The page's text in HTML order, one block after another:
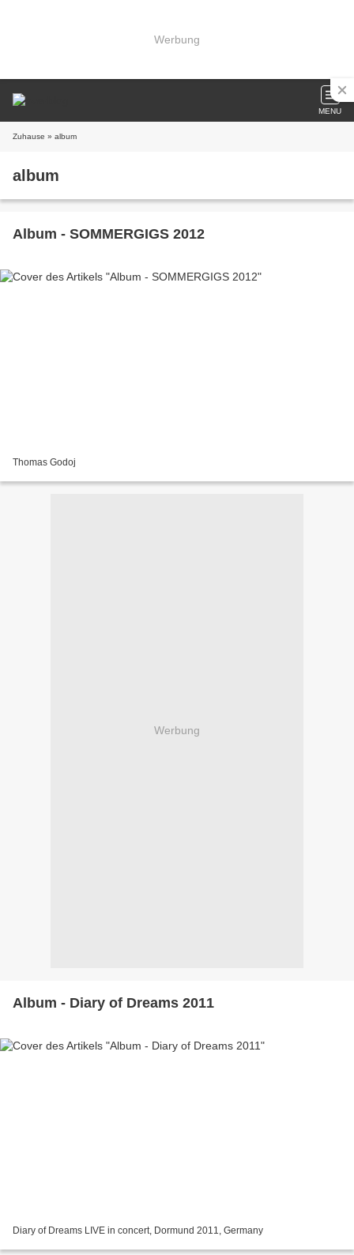
Werbung
MENU
Zuhause » album
album
Album - SOMMERGIGS 2012
Thomas Godoj
Werbung
Album - Diary of Dreams 2011
Diary of Dreams LIVE in concert, Dormund 2011, Germany